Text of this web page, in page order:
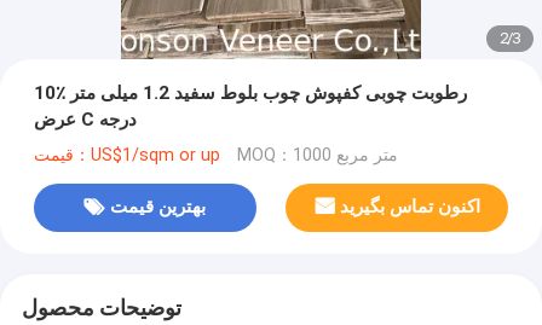
2/3
10٪ رطوبت چوبی کفپوش چوب بلوط سفید 1.2 میلی متر
عرض C درجه
قیمت：US$1/sqm or up MOQ：1000 متر مربع
بهترین قیمت اکنون تماس بگیرید
توضیحات محصول